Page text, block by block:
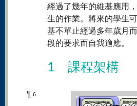
經過了幾年的維基應用
生的作業。將來的學生
基不單止經過多年歲月
段的要求而自我適應。
1 課程架構
¶ 6